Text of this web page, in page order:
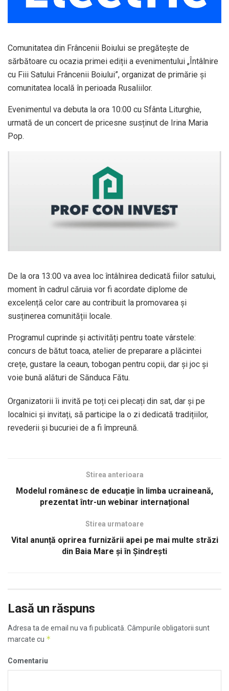
Comunitatea din Frâncenii Boiului se pregătește de
sărbătoare cu ocazia primei ediții a evenimentului „Întâlnire
cu Fiii Satului Frâncenii Boiului”, organizat de primărie și
comunitatea locală în perioada Rusaliilor.
Evenimentul va debuta la ora 10:00 cu Sfânta Liturghie,
urmată de un concert de pricesne susținut de Irina Maria
Pop.
De la ora 13:00 va avea loc întâlnirea dedicată fiilor satului,
moment în cadrul căruia vor fi acordate diplome de
excelență celor care au contribuit la promovarea și
susținerea comunității locale.
Programul cuprinde și activități pentru toate vârstele:
concurs de bătut toaca, atelier de preparare a plăcintei
crețe, gustare la ceaun, tobogan pentru copii, dar și joc și
voie bună alături de Sănduca Fătu.
Organizatorii îi invită pe toți cei plecați din sat, dar și pe
localnici și invitați, să participe la o zi dedicată tradițiilor,
revederii și bucuriei de a fi împreună.
Stirea anterioara
Modelul românesc de educație în limba ucraineană,
prezentat într-un webinar internațional
Stirea urmatoare
Vital anunță oprirea furnizării apei pe mai multe străzi
din Baia Mare și în Șindrești
Lasă un răspuns
Adresa ta de email nu va fi publicată. Câmpurile obligatorii sunt
marcate cu *
Comentariu